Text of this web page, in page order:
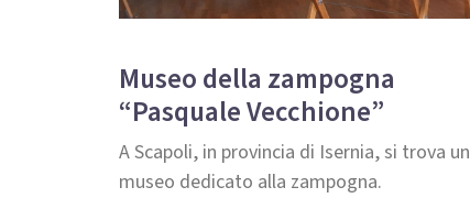
Museo della zampogna
“Pasquale Vecchione”
A Scapoli, in provincia di Isernia, si trova un
museo dedicato alla zampogna.